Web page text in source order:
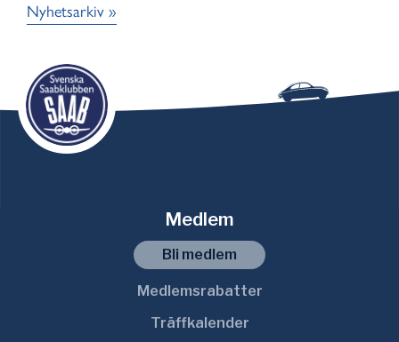
Nyhetsarkiv »
Medlem
Bli medlem
Medlemsrabatter
Träffkalender